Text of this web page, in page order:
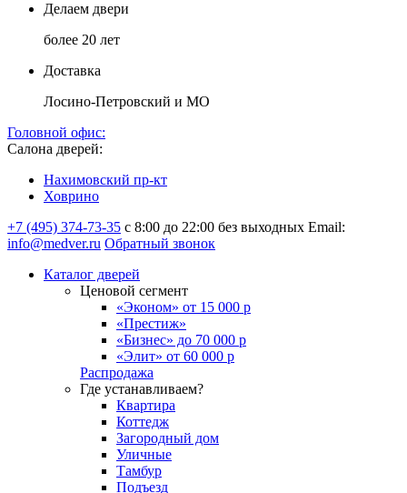
Делаем двери
более 20 лет
Доставка
Лосино-Петровский и МО
Головной офис:
Салона дверей:
Нахимовский пр-кт
Ховрино
+7 (495) 374-73-35 с 8:00 до 22:00 без выходных Email:
info@medver.ru Обратный звонок
Каталог дверей
Ценовой сегмент
«Эконом» от 15 000 р
«Престиж»
«Бизнес» до 70 000 р
«Элит» от 60 000 р
Распродажа
Где устанавливаем?
Квартира
Коттедж
Загородный дом
Уличные
Тамбур
Подъезд